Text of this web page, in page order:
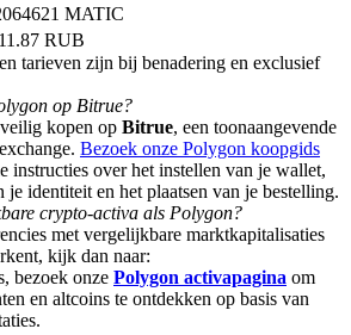
to Share 25000 USDT prize pool!
& Win
prize pool
Users
MATIC
RUB
tarieven zijn bij benadering en exclusief
op Bitrue?
kopen op Bitrue, een toonaangevende
Bezoek onze Polygon koopgids
instructies over het instellen van je wallet,
je identiteit en het plaatsen van je bestelling.
crypto-activa als Polygon?
met vergelijkbare marktkapitalisaties
kijk dan naar:
bezoek onze Polygon activapagina om
en altcoins te ontdekken op basis van